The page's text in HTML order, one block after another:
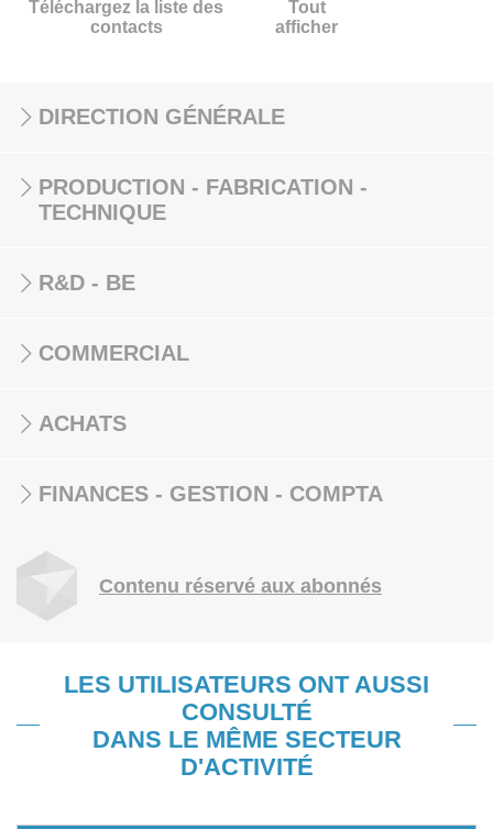
Téléchargez la liste des
contacts
Tout
afficher
DIRECTION GÉNÉRALE
PRODUCTION - FABRICATION -
TECHNIQUE
R&D - BE
COMMERCIAL
ACHATS
FINANCES - GESTION - COMPTA
Contenu réservé aux abonnés
LES UTILISATEURS ONT AUSSI
CONSULTÉ
DANS LE MÊME SECTEUR
D'ACTIVITÉ